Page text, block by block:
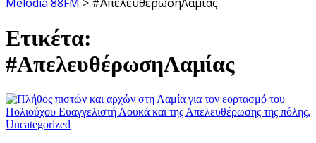
Ετικέτα:
#ΑπελευθέρωσηΛαμίας
Uncategorized